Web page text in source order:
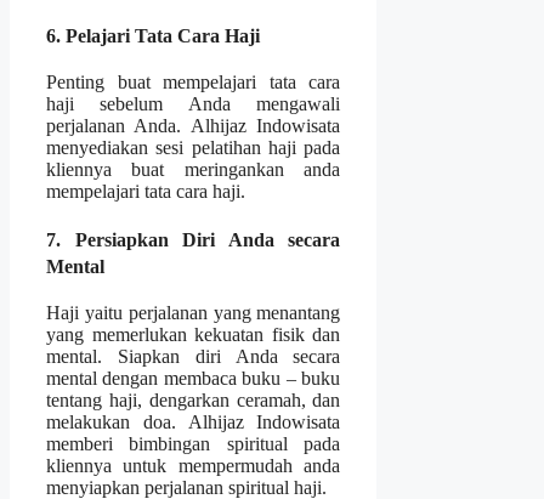
6. Pelajari Tata Cara Haji
Penting buat mempelajari tata cara
haji sebelum Anda mengawali
perjalanan Anda. Alhijaz Indowisata
menyediakan sesi pelatihan haji pada
kliennya buat meringankan anda
mempelajari tata cara haji.
7. Persiapkan Diri Anda secara
Mental
Haji yaitu perjalanan yang menantang
yang memerlukan kekuatan fisik dan
mental. Siapkan diri Anda secara
mental dengan membaca buku – buku
tentang haji, dengarkan ceramah, dan
melakukan doa. Alhijaz Indowisata
memberi bimbingan spiritual pada
kliennya untuk mempermudah anda
menyiapkan perjalanan spiritual haji.